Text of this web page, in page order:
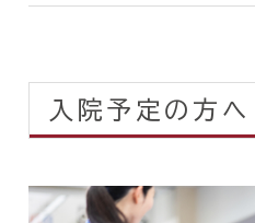
入院予定の方へ